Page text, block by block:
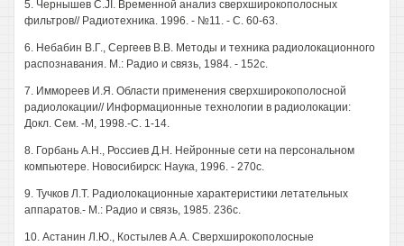
5. Чернышев С.JI. Временной анализ сверхширокополосных
фильтров// Радиотехника. 1996. - №11. - С. 60-63.
6. Небабин В.Г., Сергеев В.В. Методы и техника радиолокационного
распознавания. М.: Радио и связь, 1984. - 152с.
7. Иммореев И.Я. Области применения сверхширокополосной
радиолокации// Информационные технологии в радиолокации:
Докл. Сем. -М, 1998.-С. 1-14.
8. Горбань А.Н., Россиев Д.Н. Нейронные сети на персональном
компьютере. Новосибирск: Наука, 1996. - 270с.
9. Тучков Л.Т. Радиолокационные характеристики летательных
аппаратов.- М.: Радио и связь, 1985. 236с.
10. Астанин Л.Ю., Костылев А.А. Сверхширокополосные